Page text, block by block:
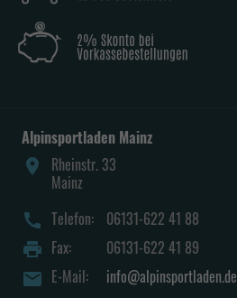
Alpinsportladen Mainz
place
Rheinstr. 33
Mainz
call Telefon:
06131-622 41 88
print Fax:
06131-622 41 89
mail E-Mail: info@alpinsportladen.de